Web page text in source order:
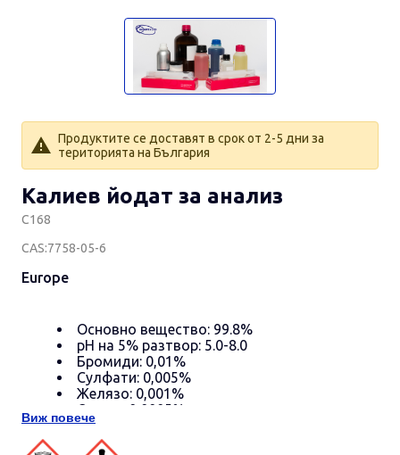
Продуктите се доставят в срок от 2-5 дни за
територията на България
Калиев йодат за анализ
С168
CAS:7758-05-6
Europe
Основно вещество: 99.8%
рН на 5% разтвор: 5.0-8.0
Бромиди: 0,01%
Сулфати: 0,005%
Желязо: 0,001%
Олово: 0,0005%
Неразтворими въъ вода вещества: 0,05%
Хлориди и бромиди (Cl + Br): 0,02%
Виж повече